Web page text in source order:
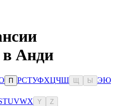
в Анди
П РСТУФХЦЧШ Ы ЭЮ
TUVWX Y Z